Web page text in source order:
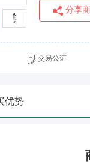
分享
交易公证
优势